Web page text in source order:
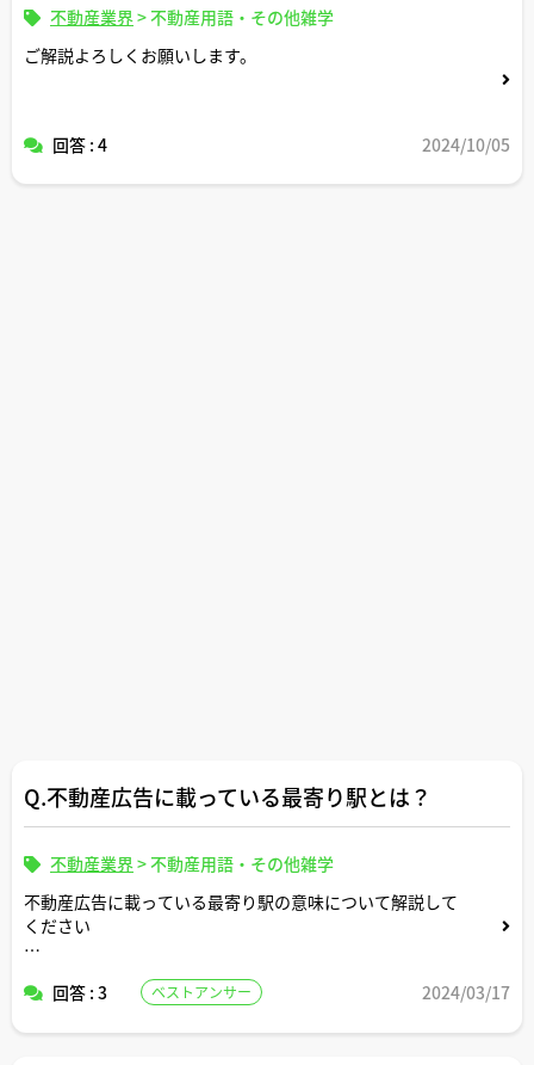
不動産業界>不動産用語・その他雑学
ご解説よろしくお願いします。
回答 : 4 2024/10/05
Q.不動産広告に載っている最寄り駅とは？
不動産業界>不動産用語・その他雑学
不動産広告に載っている最寄り駅の意味について解説して
ください
い駅ではない？？
回答 : 3 ベストアンサー 2024/03/17